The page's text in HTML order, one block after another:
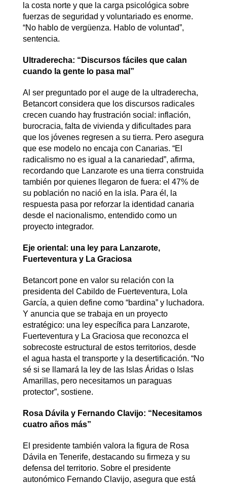
la costa norte y que la carga psicológica sobre
fuerzas de seguridad y voluntariado es enorme.
“No hablo de vergüenza. Hablo de voluntad”,
sentencia.
Ultraderecha: “Discursos fáciles que calan
cuando la gente lo pasa mal”
Al ser preguntado por el auge de la ultraderecha,
Betancort considera que los discursos radicales
crecen cuando hay frustración social: inflación,
burocracia, falta de vivienda y dificultades para
que los jóvenes regresen a su tierra. Pero asegura
que ese modelo no encaja con Canarias. “El
radicalismo no es igual a la canariedad”, afirma,
recordando que Lanzarote es una tierra construida
también por quienes llegaron de fuera: el 47% de
su población no nació en la isla. Para él, la
respuesta pasa por reforzar la identidad canaria
desde el nacionalismo, entendido como un
proyecto integrador.
Eje oriental: una ley para Lanzarote,
Fuerteventura y La Graciosa
Betancort pone en valor su relación con la
presidenta del Cabildo de Fuerteventura, Lola
García, a quien define como “bardina” y luchadora.
Y anuncia que se trabaja en un proyecto
estratégico: una ley específica para Lanzarote,
Fuerteventura y La Graciosa que reconozca el
sobrecoste estructural de estos territorios, desde
el agua hasta el transporte y la desertificación. “No
sé si se llamará la ley de las Islas Áridas o Islas
Amarillas, pero necesitamos un paraguas
protector”, sostiene.
Rosa Dávila y Fernando Clavijo: “Necesitamos
cuatro años más”
El presidente también valora la figura de Rosa
Dávila en Tenerife, destacando su firmeza y su
defensa del territorio. Sobre el presidente
autonómico Fernando Clavijo, asegura que está